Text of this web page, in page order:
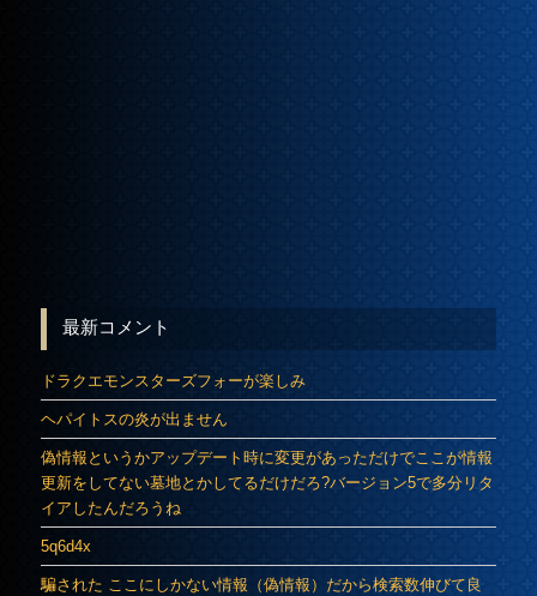
最新コメント
ドラクエモンスターズフォーが楽しみ
ヘパイトスの炎が出ません
偽情報というかアップデート時に変更があっただけでここが情報
更新をしてない墓地とかしてるだけだろ?バージョン5で多分リタ
イアしたんだろうね
5q6d4x
騙された ここにしかない情報（偽情報）だから検索数伸びて良